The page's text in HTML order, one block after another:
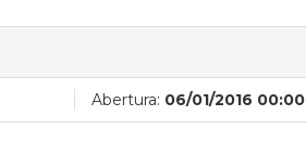
Abertura: 06/01/2016 00:00